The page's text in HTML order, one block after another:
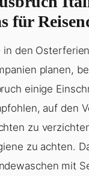
für
in den
planen,
einige
auf den
zu
zu achten.
mit